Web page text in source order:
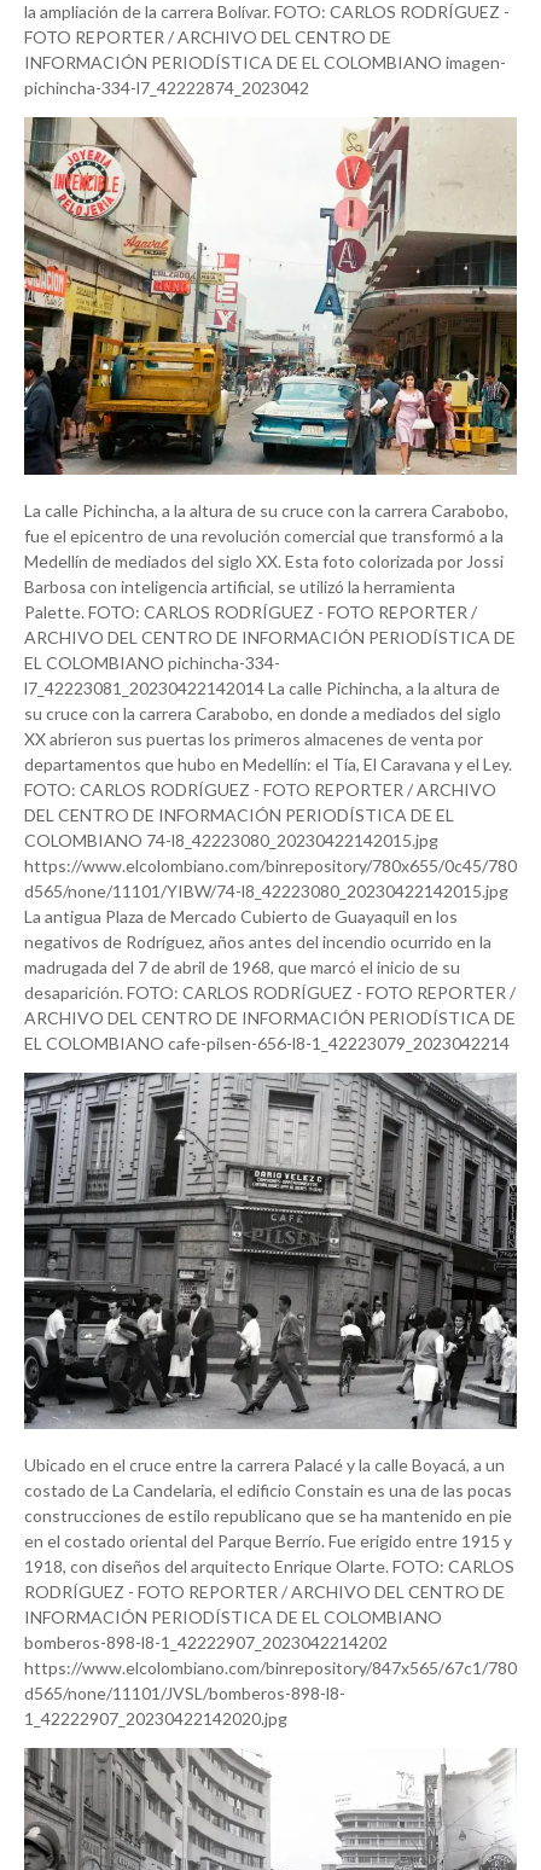
la ampliación de la carrera Bolívar. FOTO: CARLOS RODRÍGUEZ -
FOTO REPORTER / ARCHIVO DEL CENTRO DE
INFORMACIÓN PERIODÍSTICA DE EL COLOMBIANO imagen-
pichincha-334-l7_42222874_2023042
La calle Pichincha, a la altura de su cruce con la carrera Carabobo,
fue el epicentro de una revolución comercial que transformó a la
Medellín de mediados del siglo XX. Esta foto colorizada por Jossi
Barbosa con inteligencia artificial, se utilizó la herramienta
Palette. FOTO: CARLOS RODRÍGUEZ - FOTO REPORTER /
ARCHIVO DEL CENTRO DE INFORMACIÓN PERIODÍSTICA DE
EL COLOMBIANO pichincha-334-
l7_42223081_20230422142014 La calle Pichincha, a la altura de
su cruce con la carrera Carabobo, en donde a mediados del siglo
XX abrieron sus puertas los primeros almacenes de venta por
departamentos que hubo en Medellín: el Tía, El Caravana y el Ley.
FOTO: CARLOS RODRÍGUEZ - FOTO REPORTER / ARCHIVO
DEL CENTRO DE INFORMACIÓN PERIODÍSTICA DE EL
COLOMBIANO 74-l8_42223080_20230422142015.jpg
https://www.elcolombiano.com/binrepository/780x655/0c45/780
d565/none/11101/YIBW/74-l8_42223080_20230422142015.jpg
La antigua Plaza de Mercado Cubierto de Guayaquil en los
negativos de Rodríguez, años antes del incendio ocurrido en la
madrugada del 7 de abril de 1968, que marcó el inicio de su
desaparición. FOTO: CARLOS RODRÍGUEZ - FOTO REPORTER /
ARCHIVO DEL CENTRO DE INFORMACIÓN PERIODÍSTICA DE
EL COLOMBIANO cafe-pilsen-656-l8-1_42223079_2023042214
Ubicado en el cruce entre la carrera Palacé y la calle Boyacá, a un
costado de La Candelaria, el edificio Constain es una de las pocas
construcciones de estilo republicano que se ha mantenido en pie
en el costado oriental del Parque Berrío. Fue erigido entre 1915 y
1918, con diseños del arquitecto Enrique Olarte. FOTO: CARLOS
RODRÍGUEZ - FOTO REPORTER / ARCHIVO DEL CENTRO DE
INFORMACIÓN PERIODÍSTICA DE EL COLOMBIANO
bomberos-898-l8-1_42222907_2023042214202
https://www.elcolombiano.com/binrepository/847x565/67c1/780
d565/none/11101/JVSL/bomberos-898-l8-
1_42222907_20230422142020.jpg